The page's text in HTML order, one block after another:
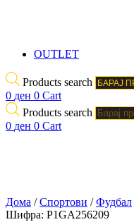
OUTLET
Products search
0 ден 0 Cart
Products search
0 ден 0 Cart
Дома /Спортови /Фудбал
Шифра: P1GA256209